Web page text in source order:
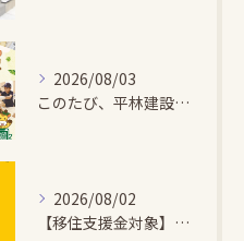
2026/08/03
このたび、平林建設では、お子さまが木とふれあい・木について学...
2026/08/02
【移住支援金対象】【未経験歓迎】大多喜町で「見えないところも...